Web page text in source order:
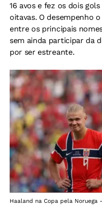
16 avos e fez os dois
oitavas. O desempenho
entre os principais
sem ainda participar da
por ser estreante.
Haaland na Copa pela Noruega